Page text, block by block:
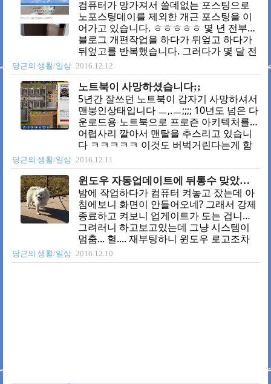
게 사실입니다. 그래서 이 블로그에도 가끔
요청이 옵니다 ㅎㅎㅎ 거의 오프라인에서
지인들이나 가끔 개발자사이트, 이 블로그
에 요청해주시는 분들 중에 저의 시간과 상
황 등을 고려해서 1년에 3~4분 정도 기술
컨설팅을 해주고 있습니다. 보통 커피나 밥
얻어먹고 지분이나 좀 받고 해드리고 있는
데.... 사실 스타트업 성공확률이 워낙 낮아
서 의미 있는 소득은 없습니다 ㅎㅎㅎㅎㅎ
보통은..
컴퓨터가 망가져서 쓸데없는 포스팅으로
노포스팅데이를 제외한 개근 포스팅을 이
어가고 있습니다. ㅎㅎㅎㅎㅎ 몇 년 전부터
블로그 개편작업을 하다가 뒤엎고 하다가
뒤엎고를 반복했습니다. 그러다가 몇 달 전
반응 형 웹으로 작업하다가 또 뒤엎고 한
달 점쯤 삘받아서 날리고 직접 레이아웃부
터 다시 잡아서 그럭저럭 디자인을 제외한
작업이 완료되었습니다. 요건 pc 화면 모바
일도 잘 나옵니다. 디자인은 일단 건딜지
말고 기능만 넣어서 본 블로그에 적용하고
디자인은 나중에 하나하나 수정할까 생각
중입니다. p.s. 이러던 사이에 티스토리에
서 트랙백 지원 중단 발표를 ㅎㅎㅎ p.s. 티
스토리 가이드 문서 갱신도 좀 하고 내용도
충실하게 좀 바꿨으면 좋겠네 ㅡㅜ
당근의 생활/일상 2016.12.12
노트북이 사망하셨습니다;;
5년간 잘쓰던 노트북이 갑자기 사망하셔서
맨붕인상태입니다 ㅡ,.ㅡ;;;; 10년도 넘은 다
운로드용 노트북으로 프로즌 아키텍처를
어렵사리 깔아서 맨탈을 추스리고 있습니
다 ㅋㅋㅋㅋㅋ 이것도 버벅거린다는게 함
정;;;주말에 망가져서 요번주 수요일까지는
수습이 안될거 같아서 더 난감합니다. 몇가
지 플랜이 있긴한데 쌩돈나간다는거 변함
이 없네요;;;
당근의 생활/일상 2016.12.11
윈도우 자동업데이트에 뒤통수 맞았습니다 ㅋㅋㅋㅋ
밤에 작업하다가 컴퓨터 켜놓고 잤는데 아
침에보니 화면이 안들어오네? 그래서 강제
종료하고 켜보니 업게이트가 도는 겁니다.
그려러니 하고보고있는데 그냥 시스템이
멈춤... 헐.... 재부팅하니 윈도우 로고조차
뜨지않는 상태. 자동업데이트이니 복구지
점 있겠지하고 봤더니 아무것도 없네요 ㅌ
당근의 생활/일상 2016.12.10